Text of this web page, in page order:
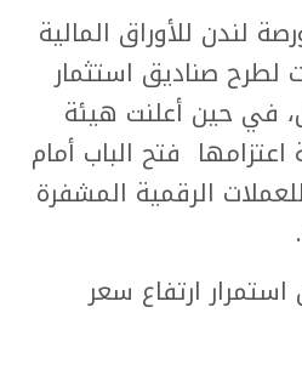
لندن للأوراق المالية
لطرح صناديق استثمار
في حين أعلنت هيئة
اعتزامها فتح الباب أمام
الرقمية المشفرة
ارتفاع سعر